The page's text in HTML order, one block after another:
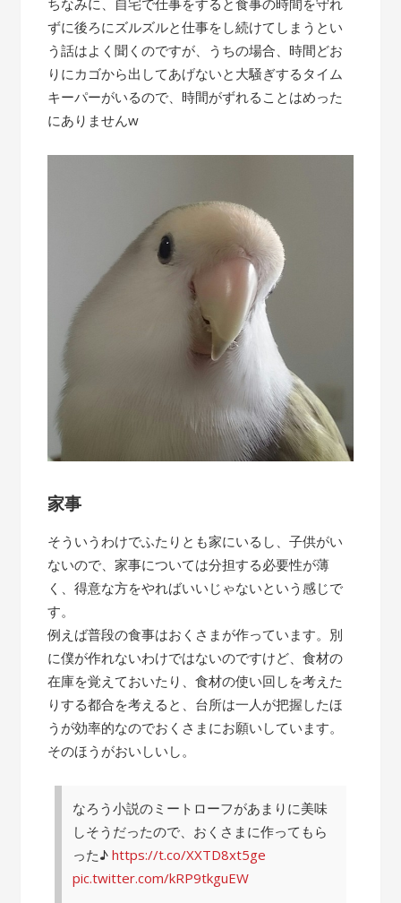
ちなみに、自宅で仕事をすると食事の時間を守れ
ずに後ろにズルズルと仕事をし続けてしまうとい
う話はよく聞くのですが、うちの場合、時間どお
りにカゴから出してあげないと大騒ぎするタイム
キーパーがいるので、時間がずれることはめった
にありませんw
家事
そういうわけでふたりとも家にいるし、子供がい
ないので、家事については分担する必要性が薄
く、得意な方をやればいいじゃないという感じで
す。
例えば普段の食事はおくさまが作っています。別
に僕が作れないわけではないのですけど、食材の
在庫を覚えておいたり、食材の使い回しを考えた
りする都合を考えると、台所は一人が把握したほ
うが効率的なのでおくさまにお願いしています。
そのほうがおいしいし。
なろう小説のミートローフがあまりに美味
しそうだったので、おくさまに作ってもら
った♪https://t.co/XXTD8xt5ge
pic.twitter.com/kRP9tkguEW